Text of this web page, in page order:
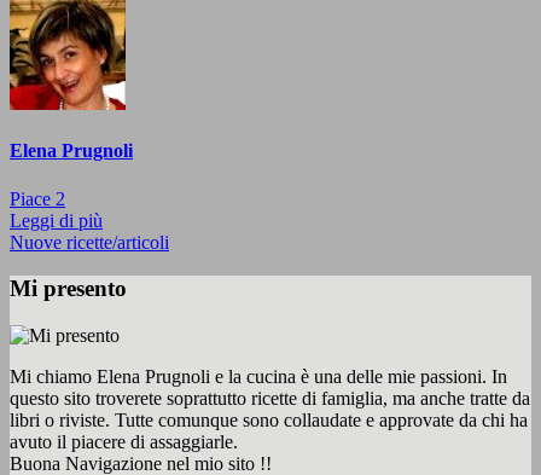
Elena Prugnoli
Piace 2
Leggi di più
Nuove ricette/articoli
Mi presento
Mi chiamo Elena Prugnoli e la cucina è una delle mie passioni. In
questo sito troverete soprattutto ricette di famiglia, ma anche tratte da
libri o riviste. Tutte comunque sono collaudate e approvate da chi ha
avuto il piacere di assaggiarle.
Buona Navigazione nel mio sito !!